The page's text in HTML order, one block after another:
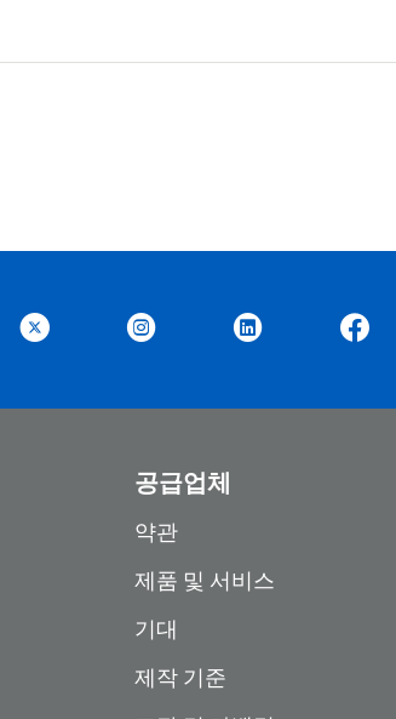
공급업체
약관
제품 및 서비스
기대
제작 기준